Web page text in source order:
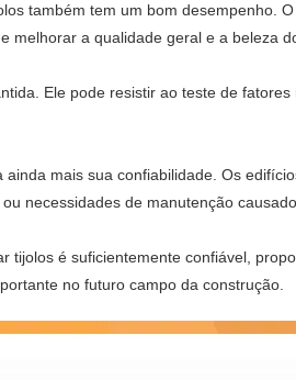
também tem um bom desempenho.
melhorar a qualidade geral e a beleza
Ele pode resistir ao teste de
mais sua confiabilidade. Os
necessidades de manutenção
tijolos é suficientemente confiável,
no futuro campo da construção.